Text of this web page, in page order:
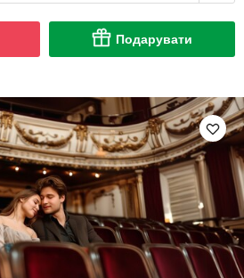
Подарувати